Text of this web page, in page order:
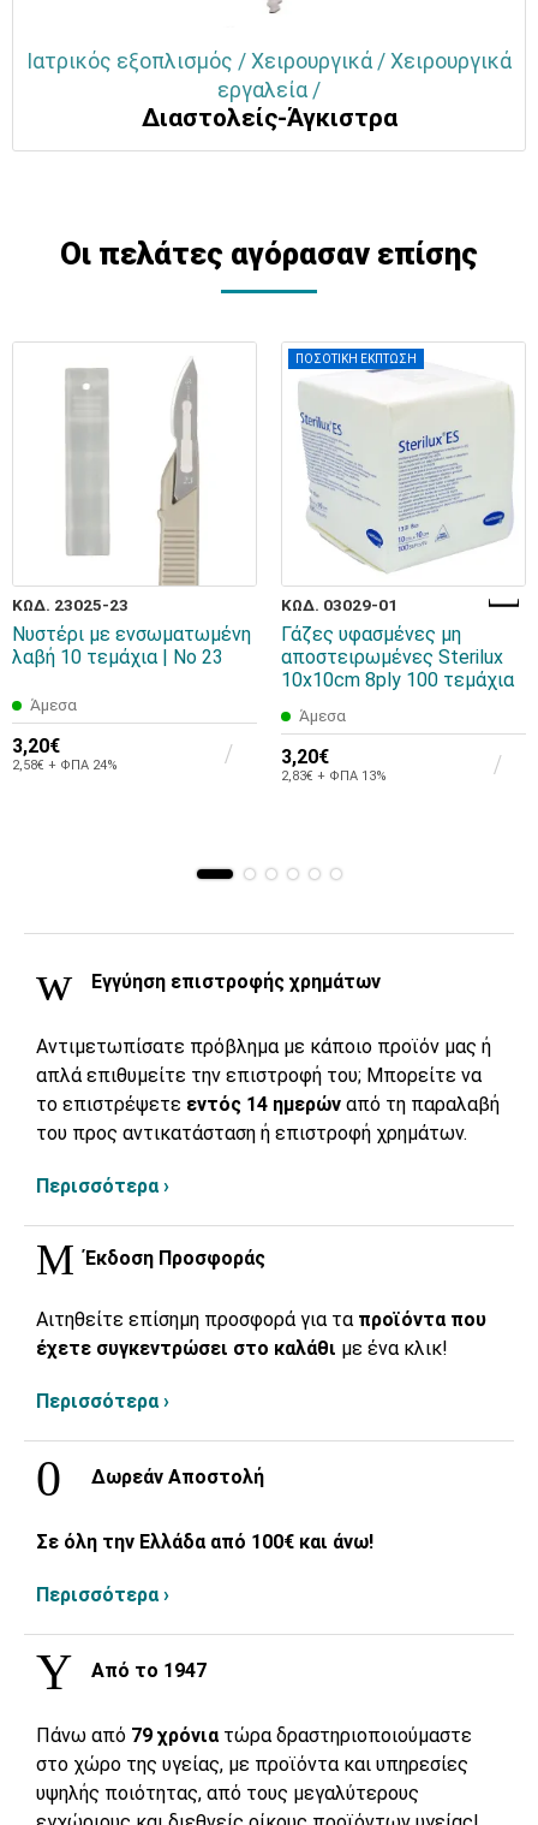
Ιατρικός εξοπλισμός / Χειρουργικά / Χειρουργικά
εργαλεία /
Διαστολείς-Άγκιστρα
Οι πελάτες αγόρασαν επίσης
ΚΩΔ. 23025-23
Νυστέρι με ενσωματωμένη
λαβή 10 τεμάχια | Νο 23
Άμεσα
3,20€
2,58€ + ΦΠΑ 24%
ΠΟΣΟΤΙΚΗ ΕΚΠΤΩΣΗ
ΚΩΔ. 03029-01
Γάζες υφασμένες μη
αποστειρωμένες Sterilux
10x10cm 8ply 100 τεμάχια
Άμεσα
3,20€
2,83€ + ΦΠΑ 13%
Εγγύηση επιστροφής χρημάτων
Αντιμετωπίσατε πρόβλημα με κάποιο προϊόν μας ή
απλά επιθυμείτε την επιστροφή του; Μπορείτε να
το επιστρέψετε εντός 14 ημερών από τη παραλαβή
του προς αντικατάσταση ή επιστροφή χρημάτων.
Περισσότερα ›
Έκδοση Προσφοράς
Αιτηθείτε επίσημη προσφορά για τα προϊόντα που
έχετε συγκεντρώσει στο καλάθι με ένα κλικ!
Περισσότερα ›
Δωρεάν Αποστολή
Σε όλη την Ελλάδα από 100€ και άνω!
Περισσότερα ›
Από το 1947
Πάνω από 79 χρόνια τώρα δραστηριοποιούμαστε
στο χώρο της υγείας, με προϊόντα και υπηρεσίες
υψηλής ποιότητας, από τους μεγαλύτερους